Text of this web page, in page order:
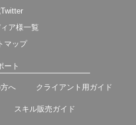
ア様一覧
マップ
ート
へ クライアント用ガイド
スキル販売ガイド